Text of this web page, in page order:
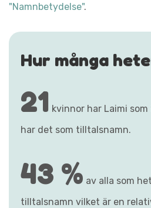
"Namnbetydelse".
Hur många
21 kvinnor har Laimi
har det som tilltalsnamn.
43 % av alla som
tilltalsnamn vilket är en